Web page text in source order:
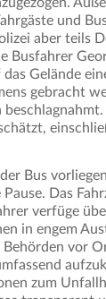
und
aber teils
Busfahrer
Gelände
gebracht
Bus
Das
verfüge
in engem
vor
zum